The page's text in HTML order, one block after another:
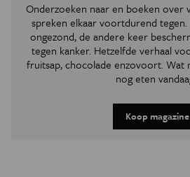
Onderzoeken naar en boeken over
spreken elkaar voortdurend
ongezond, de andere keer
tegen kanker. Hetzelfde verhaal
fruitsap, chocolade enzovoort. Wat
nog eten
Koop magazine